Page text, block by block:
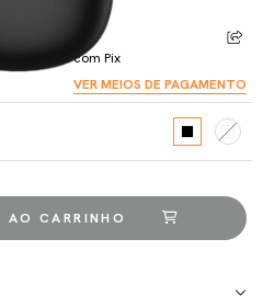
pagando com Pix
VER MEIOS DE PAGAMENTO